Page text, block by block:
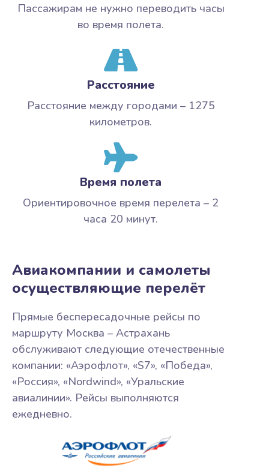
Пассажирам не нужно переводить часы
во время полета.
Расстояние
Расстояние между городами – 1275
километров.
Время полета
Ориентировочное время перелета – 2
часа 20 минут.
Авиакомпании и самолеты
осуществляющие перелёт
Прямые беспересадочные рейсы по
маршруту Москва – Астрахань
обслуживают следующие отечественные
компании: «Аэрофлот», «S7», «Победа»,
«Россия», «Nordwind», «Уральские
авиалинии». Рейсы выполняются
ежедневно.